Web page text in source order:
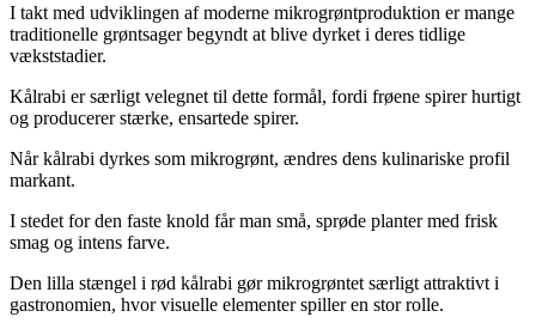
I takt med udviklingen af moderne mikrogrøntproduktion er mange
traditionelle grøntsager begyndt at blive dyrket i deres tidlige
vækststadier.
Kålrabi er særligt velegnet til dette formål, fordi frøene spirer hurtigt
og producerer stærke, ensartede spirer.
Når kålrabi dyrkes som mikrogrønt, ændres dens kulinariske profil
markant.
I stedet for den faste knold får man små, sprøde planter med frisk
smag og intens farve.
Den lilla stængel i rød kålrabi gør mikrogrøntet særligt attraktivt i
gastronomien, hvor visuelle elementer spiller en stor rolle.